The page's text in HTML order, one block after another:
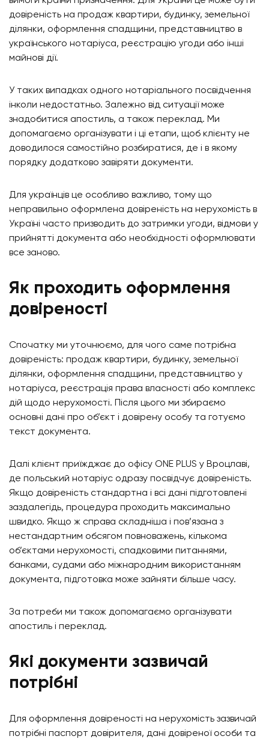
довіреність на продаж квартири, будинку, земельної
ділянки, оформлення спадщини, представництво в
українського нотаріуса, реєстрацію угоди або інші
майнові дії.
У таких випадках одного нотаріального посвідчення
інколи недостатньо. Залежно від ситуації може
знадобитися апостиль, а також переклад. Ми
допомагаємо організувати і ці етапи, щоб клієнту не
доводилося самостійно розбиратися, де і в якому
порядку додатково завіряти документи.
Для українців це особливо важливо, тому що
неправильно оформлена довіреність на нерухомість в
Україні часто призводить до затримки угоди, відмови у
прийнятті документа або необхідності оформлювати
все заново.
Як проходить оформлення
довіреності
Спочатку ми уточнюємо, для чого саме потрібна
довіреність: продаж квартири, будинку, земельної
ділянки, оформлення спадщини, представництво у
нотаріуса, реєстрація права власності або комплекс
дій щодо нерухомості. Після цього ми збираємо
основні дані про об’єкт і довірену особу та готуємо
текст документа.
Далі клієнт приїжджає до офісу ONE PLUS у Вроцлаві,
де польський нотаріус одразу посвідчує довіреність.
Якщо довіреність стандартна і всі дані підготовлені
заздалегідь, процедура проходить максимально
швидко. Якщо ж справа складніша і пов’язана з
нестандартним обсягом повноважень, кількома
об’єктами нерухомості, спадковими питаннями,
банками, судами або міжнародним використанням
документа, підготовка може зайняти більше часу.
За потреби ми також допомагаємо організувати
апостиль і переклад.
Які документи зазвичай
потрібні
Для оформлення довіреності на нерухомість зазвичай
потрібні паспорт довірителя, дані довіреної особи та